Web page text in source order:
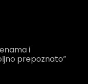
i
prepoznato”